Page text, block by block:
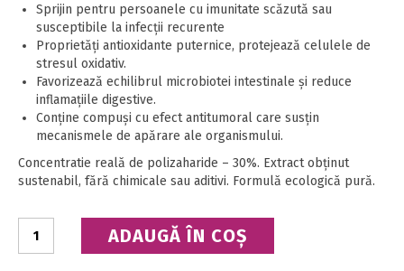
Sprijin pentru persoanele cu imunitate scăzută sau
susceptibile la infecții recurente
Proprietăți antioxidante puternice, protejează celulele de
stresul oxidativ.
Favorizează echilibrul microbiotei intestinale și reduce
inflamațiile digestive.
Conține compuși cu efect antitumoral care susțin
mecanismele de apărare ale organismului.
Concentratie reală de polizaharide – 30%. Extract obținut
sustenabil, fără chimicale sau aditivi. Formulă ecologică pură.
AGARICUS
ADAUGĂ ÎN COȘ